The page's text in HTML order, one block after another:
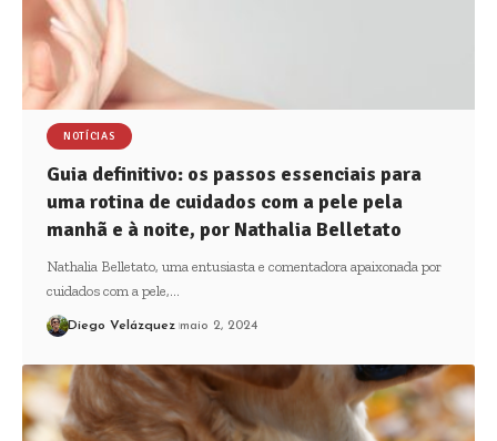
NOTÍCIAS
Guia definitivo: os passos essenciais para
uma rotina de cuidados com a pele pela
manhã e à noite, por Nathalia Belletato
Nathalia Belletato, uma entusiasta e comentadora apaixonada por
cuidados com a pele,…
Diego Velázquez maio 2, 2024